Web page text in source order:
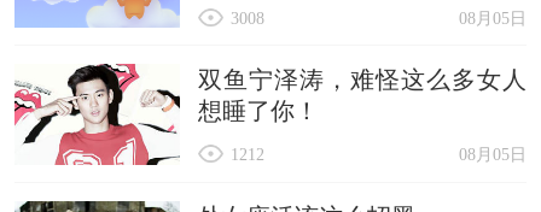
08月05日
3008
双鱼宁泽涛，难怪这么多女人
想睡了你！
08月05日
1212